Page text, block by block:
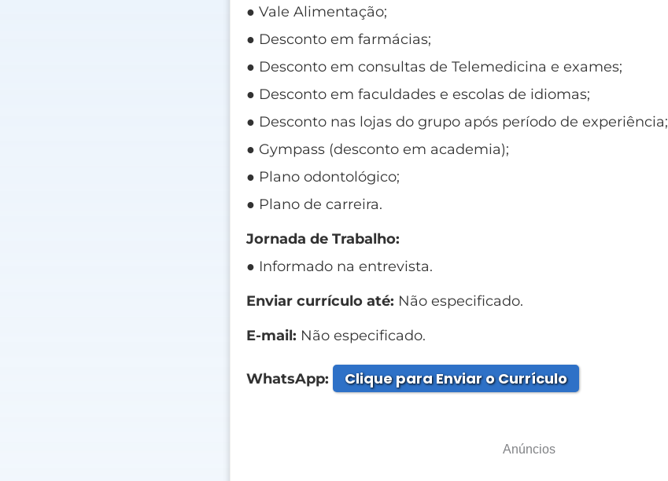
● Vale Alimentação;
● Desconto em farmácias;
● Desconto em consultas de Telemedicina e exames;
● Desconto em faculdades e escolas de idiomas;
● Desconto nas lojas do grupo após período de experiência;
● Gympass (desconto em academia);
● Plano odontológico;
● Plano de carreira.
Jornada de Trabalho:
● Informado na entrevista.
Enviar currículo até: Não especificado.
E-mail: Não especificado.
WhatsApp: Clique para Enviar o Currículo
Anúncios